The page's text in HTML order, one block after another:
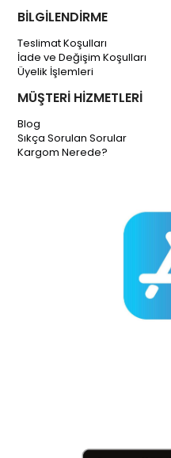
BİLGİLENDİRME
Teslimat Koşulları
İade ve Değişim Koşulları
Üyelik İşlemleri
MÜŞTERİ HİZMETLERİ
Blog
Sıkça Sorulan Sorular
Kargom Nerede?